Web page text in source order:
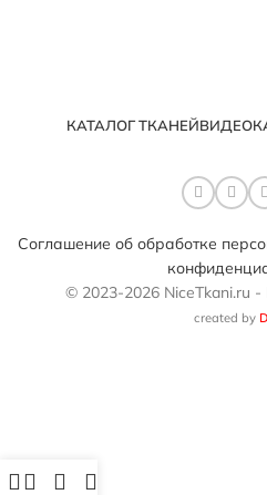
КАТАЛОГ ТКАНЕЙВИДЕО
Соглашение об обработке
© 2023-2026 NiceTkani.ru
created by D